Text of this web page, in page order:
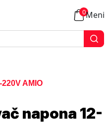
0Meni
AMIO
napona 12-